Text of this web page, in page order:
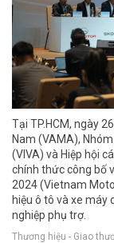
Tại TP.HCM, ngày
Nam (VAMA),
(VIVA) và Hiệp hội
chính thức công bố
2024 (Vietnam
hiệu ô tô và xe máy
nghiệp phụ trợ.
Thương hiệu - Giao